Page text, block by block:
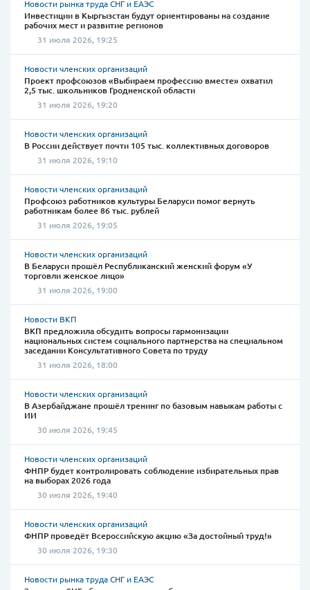
Новости рынка труда СНГ и ЕАЭС
Инвестиции в Кыргызстан будут ориентированы на создание
рабочих мест и развитие регионов
31 июля 2026, 19:25
Новости членских организаций
Проект профсоюзов «Выбираем профессию вместе» охватил
2,5 тыс. школьников Гродненской области
31 июля 2026, 19:20
Новости членских организаций
В России действует почти 105 тыс. коллективных договоров
31 июля 2026, 19:10
Новости членских организаций
Профсоюз работников культуры Беларуси помог вернуть
работникам более 86 тыс. рублей
31 июля 2026, 19:05
Новости членских организаций
В Беларуси прошёл Республиканский женский форум «У
торговли женское лицо»
31 июля 2026, 19:00
Новости ВКП
ВКП предложила обсудить вопросы гармонизации
национальных систем социального партнерства на специальном
заседании Консультативного Совета по труду
31 июля 2026, 18:00
Новости членских организаций
В Азербайджане прошёл тренинг по базовым навыкам работы с
ИИ
30 июля 2026, 19:45
Новости членских организаций
ФНПР будет контролировать соблюдение избирательных прав
на выборах 2026 года
30 июля 2026, 19:40
Новости членских организаций
ФНПР проведёт Всероссийскую акцию «За достойный труд!»
30 июля 2026, 19:30
Новости рынка труда СНГ и ЕАЭС